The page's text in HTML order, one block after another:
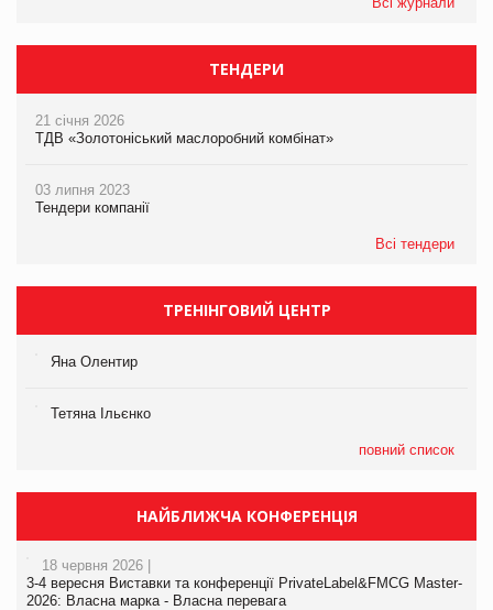
ТЕНДЕРИ
21 січня 2026
ТДВ «Золотоніський маслоробний комбінат»
03 липня 2023
Тендери компанії
Всі тендери
ТРЕНІНГОВИЙ ЦЕНТР
Яна Олентир
Тетяна Ільєнко
повний список
НАЙБЛИЖЧА КОНФЕРЕНЦІЯ
18 червня 2026 |
3-4 вересня Виставки та конференції PrivateLabel&FMCG Master-
2026: Власна марка - Власна перевага